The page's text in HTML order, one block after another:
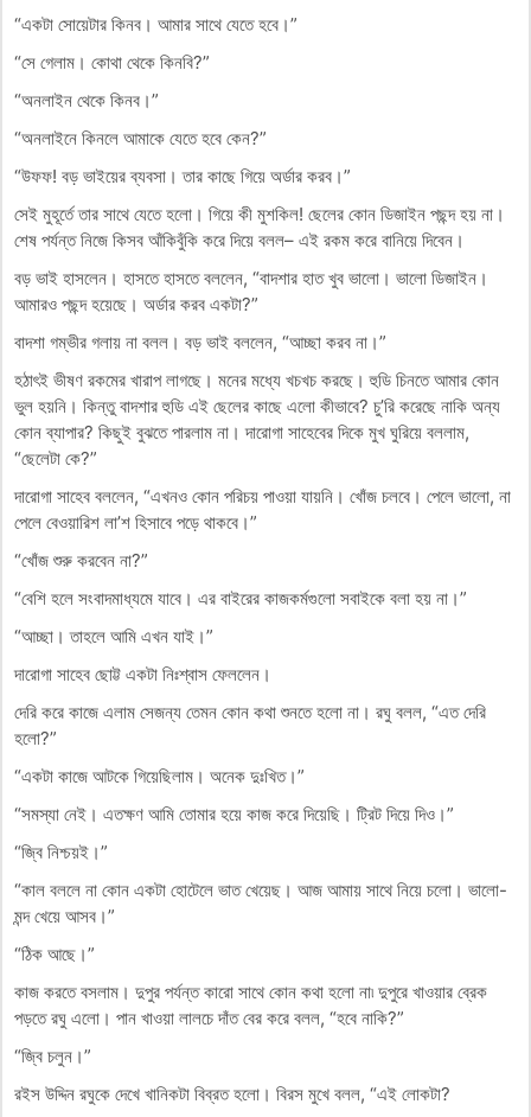
“একটা সোয়েটার কিনব। আমার সাথে যেতে হবে।”
“সে গেলাম। কোথা থেকে কিনবি?”
“অনলাইন থেকে কিনব।”
“অনলাইনে কিনলে আমাকে যেতে হবে কেন?”
“উফফ! বড় ভাইয়ের ব্যবসা। তার কাছে গিয়ে অর্ডার করব।”
সেই মুহূর্তে তার সাথে যেতে হলো। গিয়ে কী মুশকিল! ছেলের কোন ডিজাইন পছন্দ হয় না।
শেষ পর্যন্ত নিজে কিসব আঁকিবুঁকি করে দিয়ে বলল– এই রকম করে বানিয়ে দিবেন।
বড় ভাই হাসলেন। হাসতে হাসতে বললেন, “বাদশার হাত খুব ভালো। ভালো ডিজাইন।
আমারও পছন্দ হয়েছে। অর্ডার করব একটা?”
বাদশা গম্ভীর গলায় না বলল। বড় ভাই বললেন, “আচ্ছা করব না।”
হঠাৎই ভীষণ রকমের খারাপ লাগছে। মনের মধ্যে খচখচ করছে। হুডি চিনতে আমার কোন
ভুল হয়নি। কিন্তু বাদশার হুডি এই ছেলের কাছে এলো কীভাবে? চু’রি করেছে নাকি অন্য
কোন ব্যাপার? কিছুই বুঝতে পারলাম না। দারোগা সাহেবের দিকে মুখ ঘুরিয়ে বললাম,
“ছেলেটা কে?”
দারোগা সাহেব বললেন, “এখনও কোন পরিচয় পাওয়া যায়নি। খোঁজ চলবে। পেলে ভালো, না
পেলে বেওয়ারিশ লা’শ হিসাবে পড়ে থাকবে।”
“খোঁজ শুরু করবেন না?”
“বেশি হলে সংবাদমাধ্যমে যাবে। এর বাইরের কাজকর্মগুলো সবাইকে বলা হয় না।”
“আচ্ছা। তাহলে আমি এখন যাই।”
দারোগা সাহেব ছোট্ট একটা নিঃশ্বাস ফেললেন।
দেরি করে কাজে এলাম সেজন্য তেমন কোন কথা শুনতে হলো না। রঘু বলল, “এত দেরি
হলো?”
“একটা কাজে আটকে গিয়েছিলাম। অনেক দুঃখিত।”
“সমস্যা নেই। এতক্ষণ আমি তোমার হয়ে কাজ করে দিয়েছি। ট্রিট দিয়ে দিও।”
“জ্বি নিশ্চয়ই।”
“কাল বললে না কোন একটা হোটেলে ভাত খেয়েছ। আজ আমায় সাথে নিয়ে চলো। ভালো-
মন্দ খেয়ে আসব।”
“ঠিক আছে।”
কাজ করতে বসলাম। দুপুর পর্যন্ত কারো সাথে কোন কথা হলো না৷ দুপুরে খাওয়ার ব্রেক
পড়তে রঘু এলো। পান খাওয়া লালচে দাঁত বের করে বলল, “হবে নাকি?”
“জ্বি চলুন।”
রইস উদ্দিন রঘুকে দেখে খানিকটা বিব্রত হলো। বিরস মুখে বলল, “এই লোকটা?